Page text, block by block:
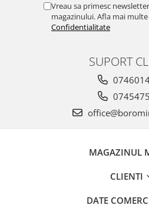
Vreau sa primesc
magazinului. Afla mai multe
Confidentialitate
SUPORT
MAGAZINUL
CLIENTI
DATE